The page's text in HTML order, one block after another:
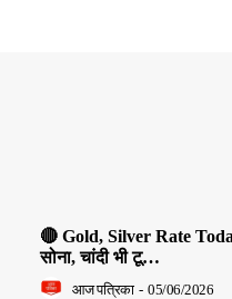
🔴 Gold, Silver Rate
सोना, चांदी भी टू…
आज पत्रिका - 05/06/2026